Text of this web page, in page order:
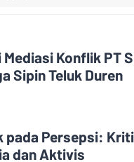
Konflik PT
Sipin Teluk Duren
pada Persepsi:
dan Aktivis